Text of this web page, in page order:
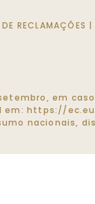
RECLAMAÇÕES |
em
em:https://
nacionais,